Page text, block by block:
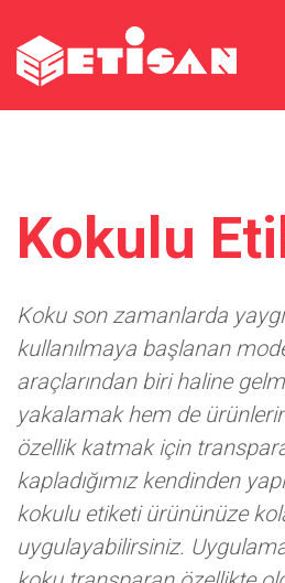
Kokulu
Koku son zamanlarda
kullanılmaya başlanan
araçlarından biri haline
yakalamak hem de
özellik katmak için
kapladığımız kendinden
kokulu etiketi ürününüze
uygulayabilirsiniz.